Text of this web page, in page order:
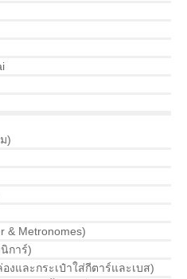
)
& Metronomes)
การ์)
งและกระเป๋าใส่กีตาร์และเบส)